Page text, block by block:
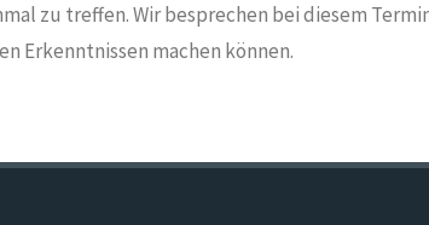
zu treffen. Wir besprechen bei diesem
Erkenntnissen machen können.